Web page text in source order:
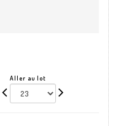
Aller au lot